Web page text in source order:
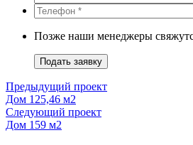
Позже наши менеджеры
Подать заявку
Предыдущий проект
Дом 125,46 м2
Следующий проект
Дом 159 м2